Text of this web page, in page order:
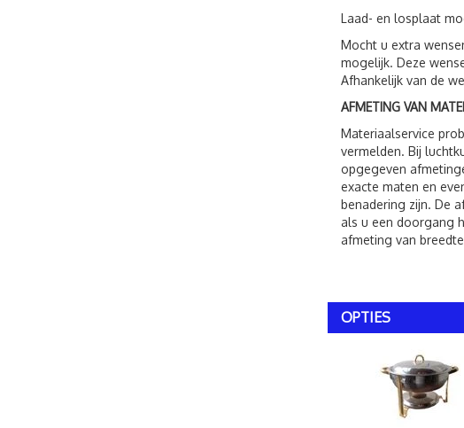
Laad- en losplaat
Mocht u extra
mogelijk. Deze
Afhankelijk van de
AFMETING VAN
Materiaalservice
vermelden. Bij
opgegeven
exacte maten en
benadering zijn. De
als u een doorgang
afmeting van
OPTIES